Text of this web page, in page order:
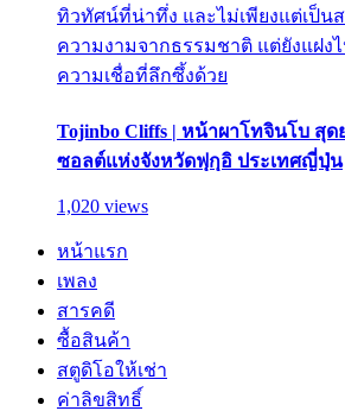
ทิวทัศน์ที่น่าทึ่ง และไม่เพียงแต่เป็น
ความงามจากธรรมชาติ แต่ยังแฝง
ความเชื่อที่ลึกซึ้งด้วย
Tojinbo Cliffs | หน้าผาโทจินโบ สุ
ซอลต์แห่งจังหวัดฟุกุอิ ประเทศญี่ปุ่น
1,020 views
หน้าแรก
เพลง
สารคดี
ซื้อสินค้า
สตูดิโอให้เช่า
ค่าลิขสิทธิ์